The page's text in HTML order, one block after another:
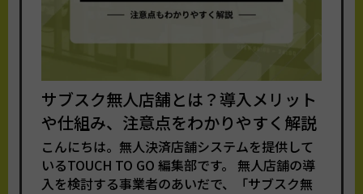
サブスク無人店舗とは？導入メリット
や仕組み、注意点をわかりやすく解説
こんにちは。無人決済店舗システムを提供して
いるTOUCH TO GO 編集部です。 無人店舗の導
入を検討する事業者のあいだで、「サブスク無